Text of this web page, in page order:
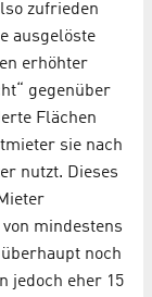
zufrieden
ausgelöste
erhöhter
gegenüber
Flächen
sie nach
nutzt. Dieses
mindestens
noch
jedoch eher 15